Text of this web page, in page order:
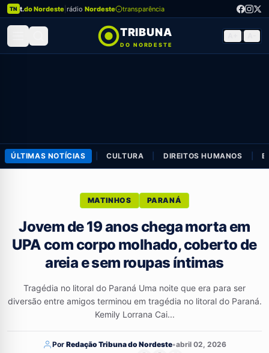
TN t.do Nordeste rádio Nordeste transparência
TRIBUNA
DO NORDESTE
ÚLTIMAS NOTÍCIAS CULTURA DIREITOS HUMANOS
MATINHOS PARANÁ
Jovem de 19 anos chega morta em
UPA com corpo molhado, coberto de
areia e sem roupas íntimas
Tragédia no litoral do Paraná Uma noite que era para ser
diversão entre amigos terminou em tragédia no litoral do Paraná.
Kemily Lorrana Cai...
Por Redação Tribuna do Nordeste•abril 02, 2026